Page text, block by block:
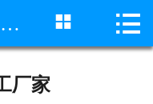
网站首页
车位标线施工厂家  
厂家